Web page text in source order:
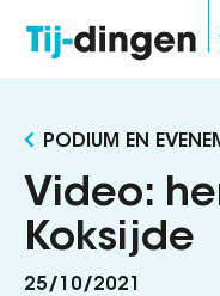
inhoud
gaan
PODIUM EN
Video:
Koksijde
25/10/2021